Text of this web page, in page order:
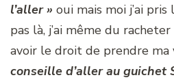
l’aller » oui mais moi j’ai pris
pas là, j’ai même du
avoir le droit de prendre ma
conseille d’aller au guichet